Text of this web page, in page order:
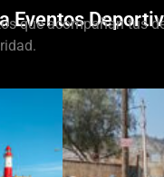
Eventos
que acompañan tus